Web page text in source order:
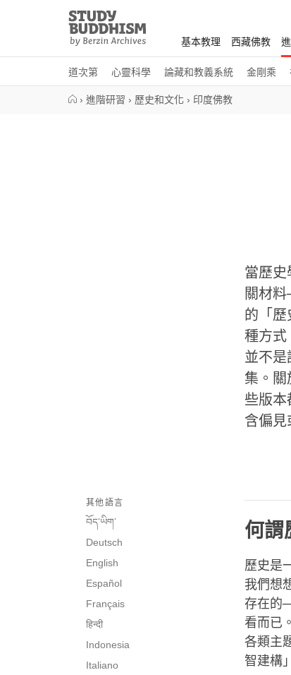
Study
Buddhism
Home
基本教理 西藏佛教
道次第 心靈科學 論藏和教義系統 金剛乘
› 進階研習 › 歷史和文化 › 印度佛教
當歷史
關材
的「歷
種方式
並不是
集。關
些版本
含偏見
其他語言
བོད་ཡིག་
Deutsch
English
Español
Français
हिन्दी
Indonesia
Italiano
何謂
歷史是
我們想
存在的
看而已
各類主
智建構